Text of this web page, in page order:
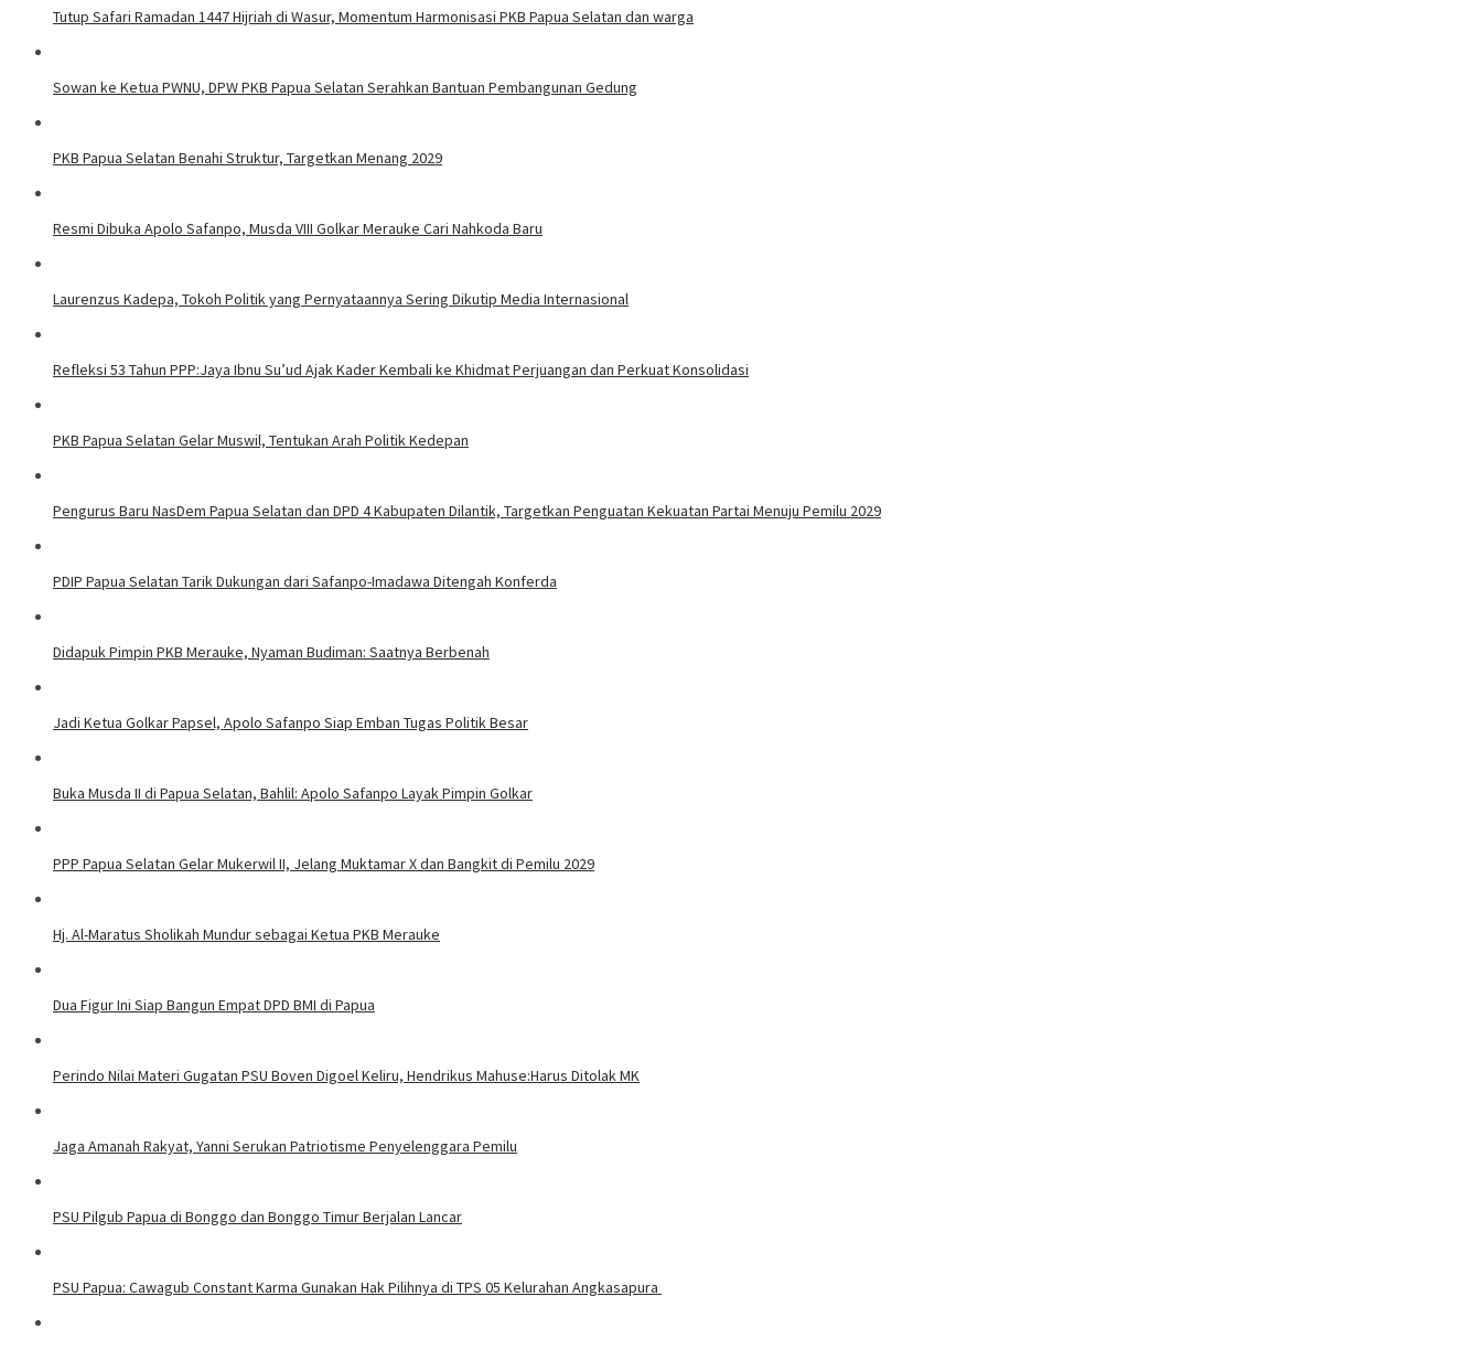
Tutup Safari Ramadan 1447 Hijriah di Wasur, Momentum Harmonisasi PKB Papua Selatan dan warga
Sowan ke Ketua PWNU, DPW PKB Papua Selatan Serahkan Bantuan Pembangunan Gedung
PKB Papua Selatan Benahi Struktur, Targetkan Menang 2029
Resmi Dibuka Apolo Safanpo, Musda VIII Golkar Merauke Cari Nahkoda Baru
Laurenzus Kadepa, Tokoh Politik yang Pernyataannya Sering Dikutip Media Internasional
Refleksi 53 Tahun PPP:Jaya Ibnu Su’ud Ajak Kader Kembali ke Khidmat Perjuangan dan Perkuat Konsolidasi
PKB Papua Selatan Gelar Muswil, Tentukan Arah Politik Kedepan
Pengurus Baru NasDem Papua Selatan dan DPD 4 Kabupaten Dilantik, Targetkan Penguatan Kekuatan Partai Menuju Pemilu 2029
PDIP Papua Selatan Tarik Dukungan dari Safanpo-Imadawa Ditengah Konferda
Didapuk Pimpin PKB Merauke, Nyaman Budiman: Saatnya Berbenah
Jadi Ketua Golkar Papsel, Apolo Safanpo Siap Emban Tugas Politik Besar
Buka Musda II di Papua Selatan, Bahlil: Apolo Safanpo Layak Pimpin Golkar
PPP Papua Selatan Gelar Mukerwil II, Jelang Muktamar X dan Bangkit di Pemilu 2029
Hj. Al-Maratus Sholikah Mundur sebagai Ketua PKB Merauke
Dua Figur Ini Siap Bangun Empat DPD BMI di Papua
Perindo Nilai Materi Gugatan PSU Boven Digoel Keliru, Hendrikus Mahuse:Harus Ditolak MK
Jaga Amanah Rakyat, Yanni Serukan Patriotisme Penyelenggara Pemilu
PSU Pilgub Papua di Bonggo dan Bonggo Timur Berjalan Lancar
PSU Papua: Cawagub Constant Karma Gunakan Hak Pilihnya di TPS 05 Kelurahan Angkasapura